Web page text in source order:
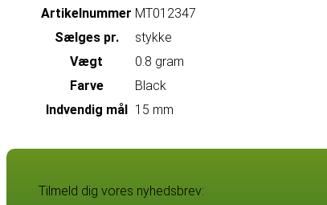
Artikelnummer MT012347
Sælges pr.
stykke
Vægt
0.8 gram
Farve
Black
Indvendig mål 15 mm
Tilmeld dig vores nyhedsbrev: